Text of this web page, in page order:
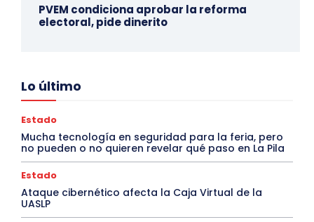
PVEM condiciona aprobar la reforma
electoral, pide dinerito
Lo último
Estado
Mucha tecnología en seguridad para la feria, pero
no pueden o no quieren revelar qué paso en La Pila
Estado
Ataque cibernético afecta la Caja Virtual de la
UASLP